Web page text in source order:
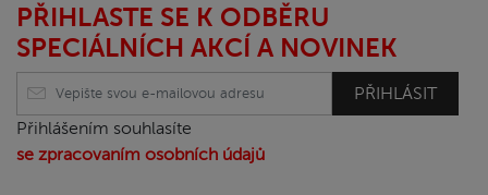
PŘIHLASTE SE K ODBĚRU
SPECIÁLNÍCH AKCÍ A NOVINEK
PŘIHLÁSIT
Přihlášením souhlasíte
se zpracovaním osobních údajů